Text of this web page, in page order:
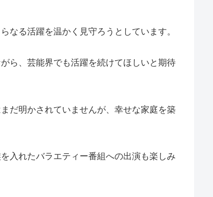
なる活躍を温かく見守ろうとしています。
ら、芸能界でも活躍を続けてほしいと期待
だ明かされていませんが、幸せな家庭を築
入れたバラエティー番組への出演も楽しみ